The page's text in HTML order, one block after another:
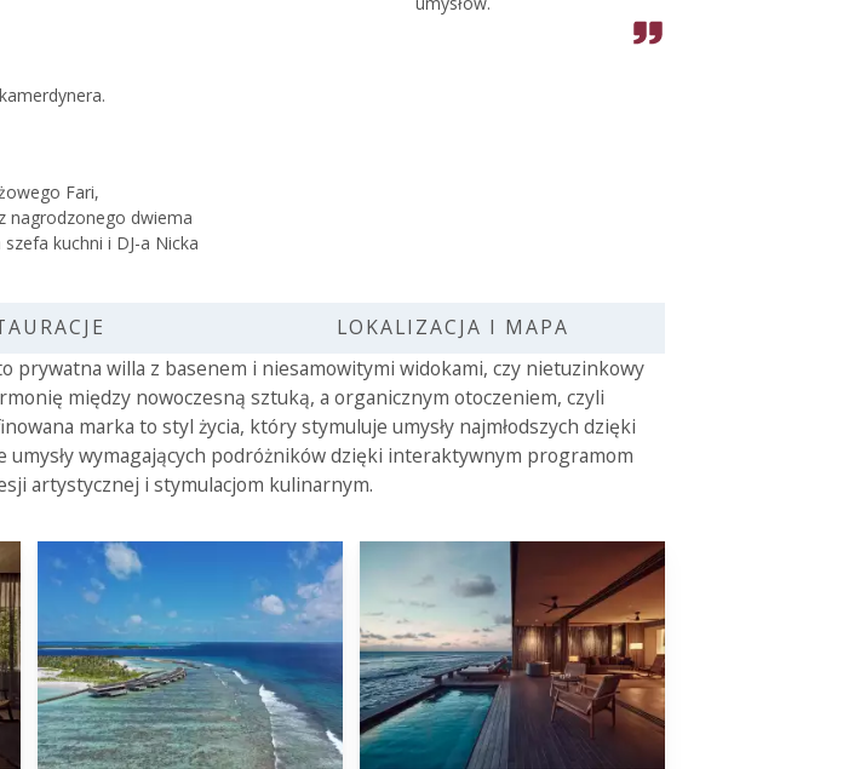
Fari,
nagrodzonego dwiema
kuchni i DJ-a Nicka
LOKALIZACJA I MAPA
prywatna willa z basenem i niesamowitymi widokami, czy nietuzinkowy
między nowoczesną sztuką, a organicznym otoczeniem, czyli
marka to styl życia, który stymuluje umysły najmłodszych dzięki
wymagających podróżników dzięki interaktywnym programom
artystycznej i stymulacjom kulinarnym.